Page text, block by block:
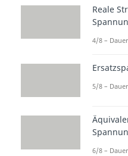
stärker
Reale
4/8 –
5/8 –
6/8 –